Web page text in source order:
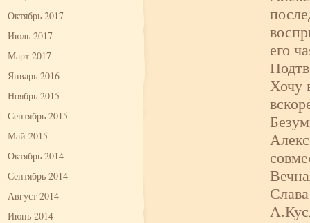
Октябрь 2017
Июль 2017
Март 2017
Январь 2016
Ноябрь 2015
Сентябрь 2015
Май 2015
Октябрь 2014
Сентябрь 2014
Август 2014
Июнь 2014
его
Хочу